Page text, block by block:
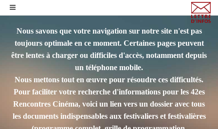
Nous savons que votre navigation sur notre site n'est pas
toujours optimale en ce moment. Certaines pages peuvent
être lentes à charger ou difficiles d'accès, notamment depuis
un téléphone mobile.
Nous mettons tout en œuvre pour résoudre ces difficultés.
Pour faciliter votre recherche d'informations pour les 42es
Rencontres Cinéma, voici un lien vers un dossier avec tous
les documents indispensables aux festivaliers et festivalières